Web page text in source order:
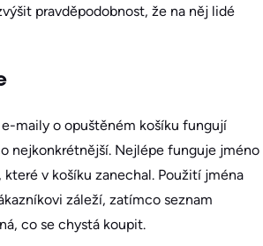
pravděpodobnost, že na něj lidé
maily o opuštěném košíku fungují
nejkonkrétnější. Nejlépe funguje jméno
které v košíku zanechal. Použití jména
záleží, zatímco seznam
co se chystá koupit.